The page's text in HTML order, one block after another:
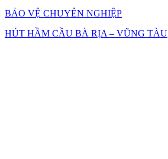
BẢO VỆ CHUYÊN NGHIỆP
HÚT HẦM CẦU BÀ RỊA – VŨNG TÀU